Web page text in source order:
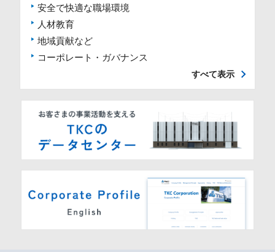
安全で快適な職場環境
人材教育
地域貢献など
コーポレート・ガバナンス
すべて表示